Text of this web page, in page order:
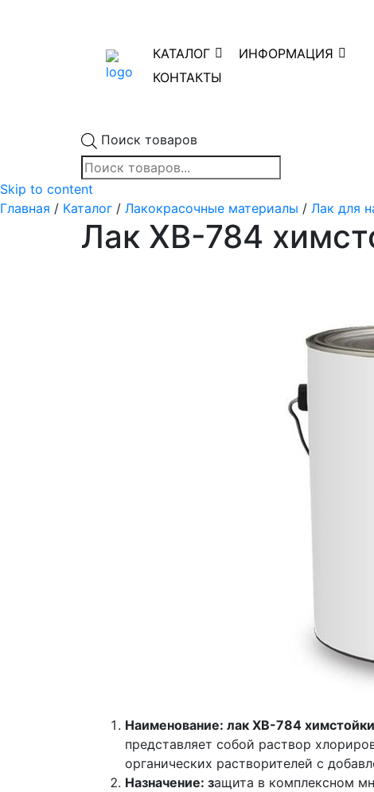
КАТАЛОГ
ИНФОРМАЦИЯ
КОНТАКТЫ
Поиск товаров
Skip to content
Главная / Каталог / Лакокрасочные материалы / Лак для
Лак ХВ-784
Наименование: лак ХВ-784
представляет собой раствор
органических растворителей с
Назначение: защита в комплексном